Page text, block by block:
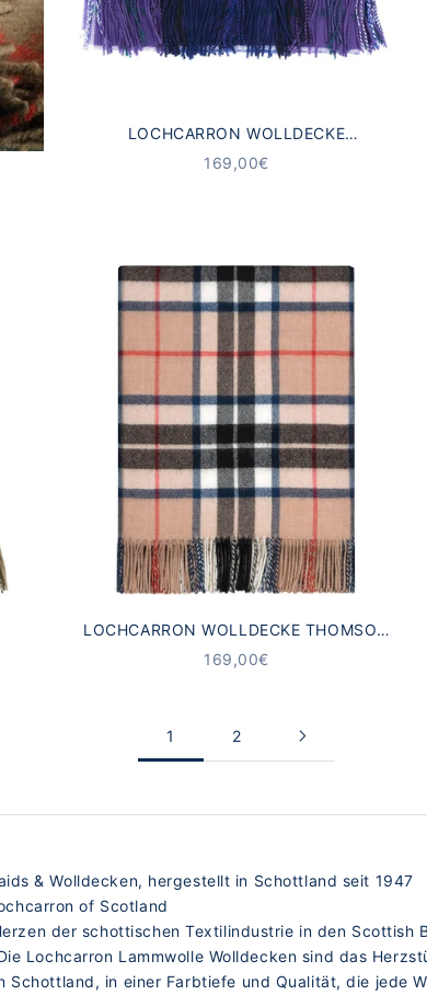
LOCHCARRON WOLLDECKE
SCHOTTENKARO LILA
ANGEBOT
169,00€
LOCHCARRON WOLLDECKE THOMSON
CAMEL
ANGEBOT
169,00€
1 2
& Wolldecken, hergestellt in Schottland seit 1947
of Scotland
der schottischen Textilindustrie in den Scottish
Lochcarron Lammwolle Wolldecken sind das
in einer Farbtiefe und Qualität, die jede